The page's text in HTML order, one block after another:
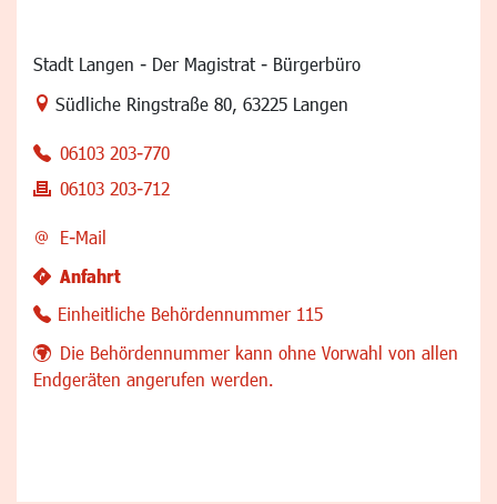
Stadt Langen - Der Magistrat - Bürgerbüro
Link zur Google-Maps Navigation
Südliche Ringstraße 80, 63225 Langen
06103 203-770
06103 203-712
E-Mail
Anfahrt
Einheitliche Behördennummer 115
Die Behördennummer kann ohne Vorwahl von allen
Endgeräten angerufen werden.